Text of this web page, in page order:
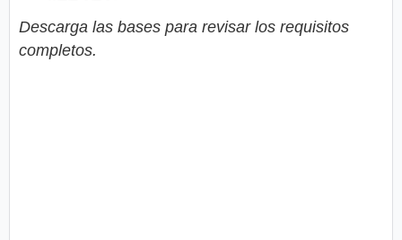
Descarga las bases para revisar los requisitos
completos.